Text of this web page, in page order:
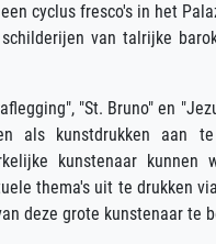
cyclus fresco's in het
van talrijke
"St. Bruno" en
als kunstdrukken aan
kunstenaar kunnen
thema's uit te drukken
deze grote kunstenaar te